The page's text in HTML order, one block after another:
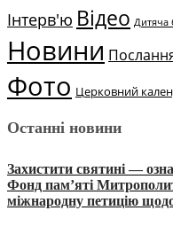
Інтерв'ю Відео Дитяча
Новини
Фото Церковний
Останні новини
Захистити святині —
Фонд пам’яті
міжнародну петицію